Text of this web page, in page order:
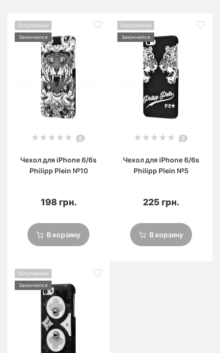
Популярный
Закончился
0
Чехол для iPhone 6/6s
Philipp Plein №10
198 грн.
В корзину
Популярный
Закончился
0
Чехол для iPhone 6/6s
Philipp Plein №5
225 грн.
В корзину
Популярный
Закончился